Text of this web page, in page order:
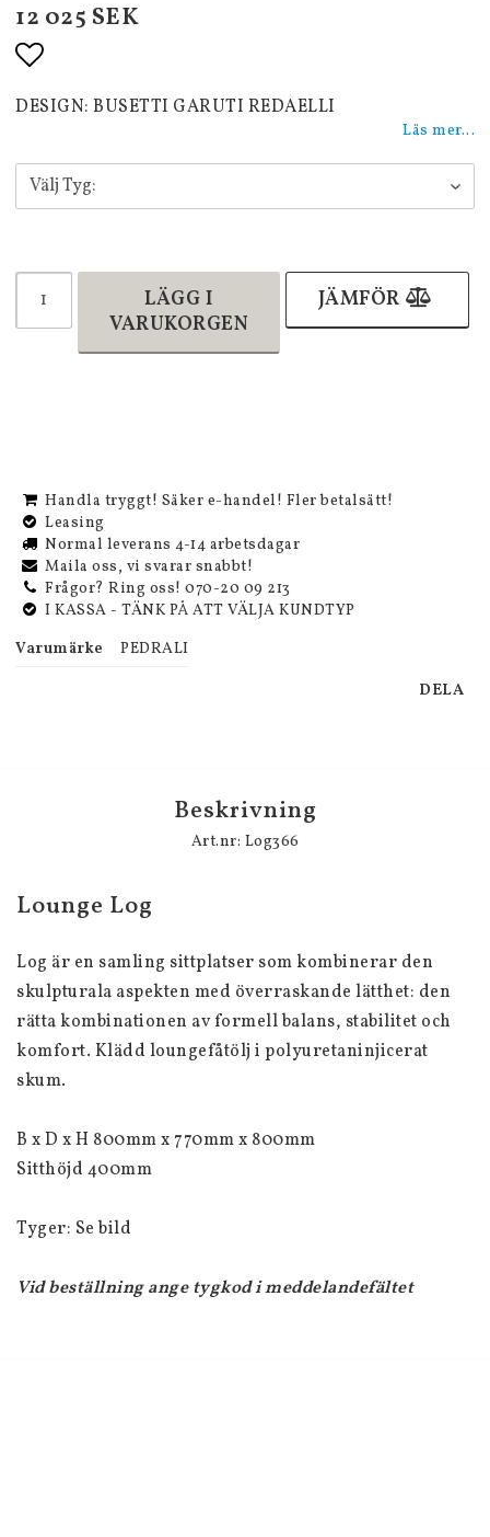
12 025 SEK
Lägg till i favoritlistan
DESIGN: BUSETTI GARUTI REDAELLI
Läs mer...
LÄGG I
VARUKORGEN
JÄMFÖR
Handla tryggt! Säker e-handel! Fler betalsätt!
Leasing
Normal leverans 4-14 arbetsdagar
Maila oss, vi svarar snabbt!
Frågor? Ring oss! 070-20 09 213
I KASSA - TÄNK PÅ ATT VÄLJA KUNDTYP
Varumärke
PEDRALI
DELA
Beskrivning
Art.nr: Log366
Lounge Log
Log är en samling sittplatser som kombinerar den
skulpturala aspekten med överraskande lätthet: den
rätta kombinationen av formell balans, stabilitet och
komfort. Klädd loungefåtölj i polyuretaninjicerat
skum.
B x D x H 800mm x 770mm x 800mm
Sitthöjd 400mm
Tyger: Se bild
Vid beställning ange tygkod i meddelandefältet